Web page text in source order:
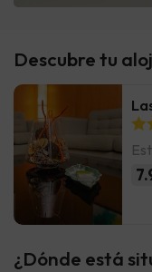
Descubre tu
¿Dónde está